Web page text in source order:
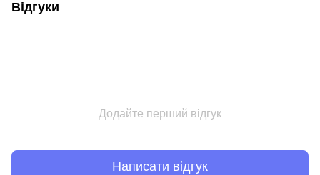
Відгуки
Додайте перший відгук
Написати відгук